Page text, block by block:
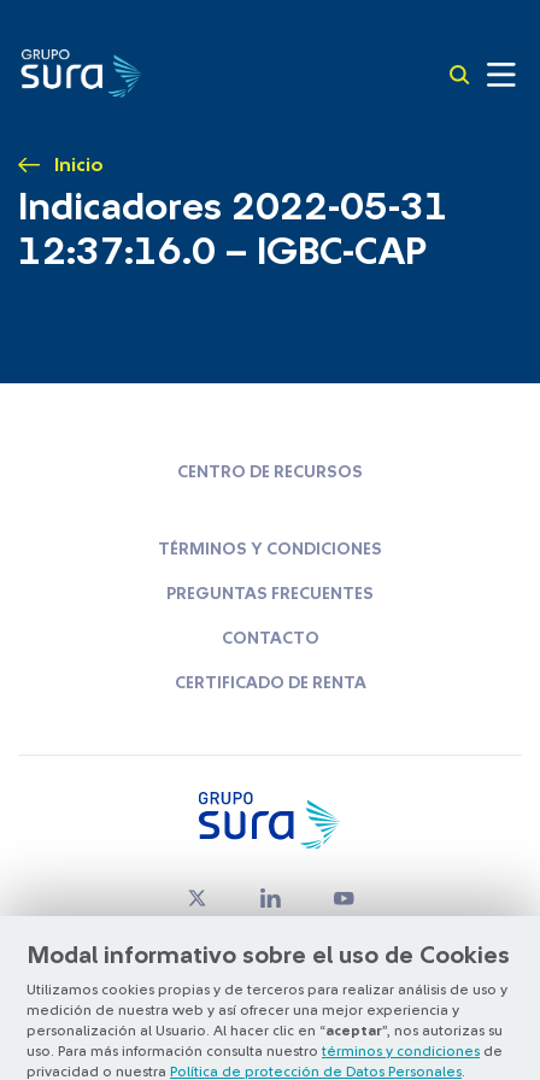
Inicio
Indicadores 2022-05-31
12:37:16.0 – IGBC-CAP
Modal informativo sobre el uso de Cookies
Utilizamos cookies propias y de terceros para realizar análisis de uso y
medición de nuestra web y así ofrecer una mejor experiencia y
personalización al Usuario. Al hacer clic en “aceptar”, nos autorizas su
uso. Para más información consulta nuestro términos y condiciones de
privacidad o nuestra Política de protección de Datos Personales
CENTRO DE RECURSOS
TÉRMINOS Y CONDICIONES
PREGUNTAS FRECUENTES
CONTACTO
CERTIFICADO DE RENTA
© Copyright Grupo SURA 2026